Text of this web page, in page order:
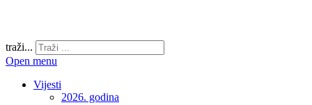
traži...
Open menu
Vijesti
2026. godina